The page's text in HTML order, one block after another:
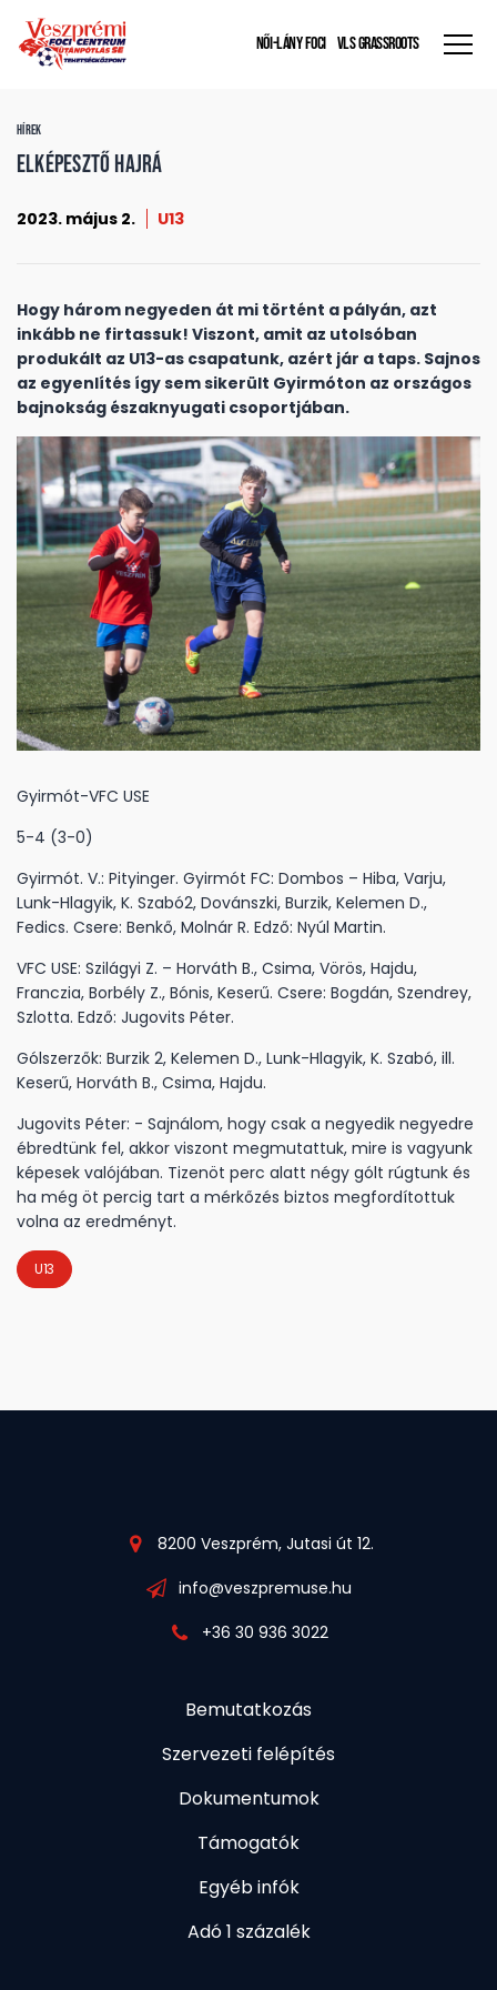
NŐI-LÁNY FOCI VLS GRASSROOTS
HÍREK
Elképesztő hajrá
2023. május 2. U13
Hogy három negyeden át mi történt a pályán, azt
inkább ne firtassuk! Viszont, amit az utolsóban
produkált az U13-as csapatunk, azért jár a taps. Sajnos
az egyenlítés így sem sikerült Gyirmóton az országos
bajnokság északnyugati csoportjában.
Gyirmót-VFC USE
5-4 (3-0)
Gyirmót. V.: Pityinger. Gyirmót FC: Dombos – Hiba, Varju,
Lunk-Hlagyik, K. Szabó2, Dovánszki, Burzik, Kelemen D.,
Fedics. Csere: Benkő, Molnár R. Edző: Nyúl Martin.
VFC USE: Szilágyi Z. – Horváth B., Csima, Vörös, Hajdu,
Franczia, Borbély Z., Bónis, Keserű. Csere: Bogdán, Szendrey,
Szlotta. Edző: Jugovits Péter.
Gólszerzők: Burzik 2, Kelemen D., Lunk-Hlagyik, K. Szabó, ill.
Keserű, Horváth B., Csima, Hajdu.
Jugovits Péter: - Sajnálom, hogy csak a negyedik negyedre
ébredtünk fel, akkor viszont megmutattuk, mire is vagyunk
képesek valójában. Tizenöt perc alatt négy gólt rúgtunk és
ha még öt percig tart a mérkőzés biztos megfordítottuk
volna az eredményt.
U13
8200 Veszprém, Jutasi út 12.
info@veszpremuse.hu
+36 30 936 3022
Bemutatkozás
Szervezeti felépítés
Dokumentumok
Támogatók
Egyéb infók
Adó 1 százalék